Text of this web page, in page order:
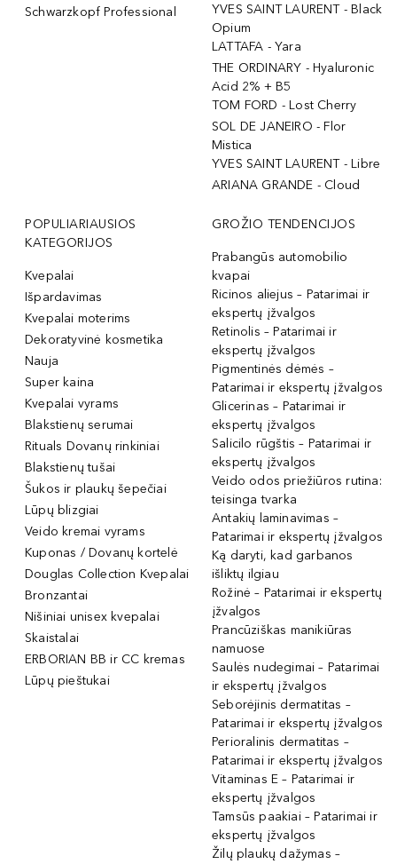
Schwarzkopf Professional
YVES SAINT LAURENT - Black
Opium
LATTAFA - Yara
THE ORDINARY - Hyaluronic
Acid 2% + B5
TOM FORD - Lost Cherry
SOL DE JANEIRO - Flor
Mistica
YVES SAINT LAURENT - Libre
ARIANA GRANDE - Cloud
POPULIARIAUSIOS
KATEGORIJOS
Kvepalai
Išpardavimas
Kvepalai moterims
Dekoratyvinė kosmetika
Nauja
Super kaina
Kvepalai vyrams
Blakstienų serumai
Rituals Dovanų rinkiniai
Blakstienų tušai
Šukos ir plaukų šepečiai
Lūpų blizgiai
Veido kremai vyrams
Kuponas / Dovanų kortelė
Douglas Collection Kvepalai
Bronzantai
Nišiniai unisex kvepalai
Skaistalai
ERBORIAN BB ir CC kremas
Lūpų pieštukai
GROŽIO TENDENCIJOS
Prabangūs automobilio
kvapai
Ricinos aliejus – Patarimai ir
ekspertų įžvalgos
Retinolis – Patarimai ir
ekspertų įžvalgos
Pigmentinės dėmės –
Patarimai ir ekspertų įžvalgos
Glicerinas – Patarimai ir
ekspertų įžvalgos
Salicilo rūgštis – Patarimai ir
ekspertų įžvalgos
Veido odos priežiūros rutina:
teisinga tvarka
Antakių laminavimas –
Patarimai ir ekspertų įžvalgos
Ką daryti, kad garbanos
išliktų ilgiau
Rožinė – Patarimai ir ekspertų
įžvalgos
Prancūziškas manikiūras
namuose
Saulės nudegimai – Patarimai
ir ekspertų įžvalgos
Seborėjinis dermatitas –
Patarimai ir ekspertų įžvalgos
Perioralinis dermatitas –
Patarimai ir ekspertų įžvalgos
Vitaminas E – Patarimai ir
ekspertų įžvalgos
Tamsūs paakiai – Patarimai ir
ekspertų įžvalgos
Žilų plaukų dažymas –